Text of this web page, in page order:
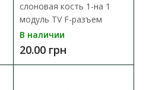
В сравнения
В закладки
слоновая кость 1-на 1
модуль TV F-разъем
В наличии
20.00 грн